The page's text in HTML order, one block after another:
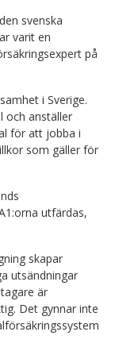
svenska
varit en
på
i Sverige.
och anställer
för att jobba i
som gäller för
utfärdas,
skapar
utsändningar
är
Det gynnar inte